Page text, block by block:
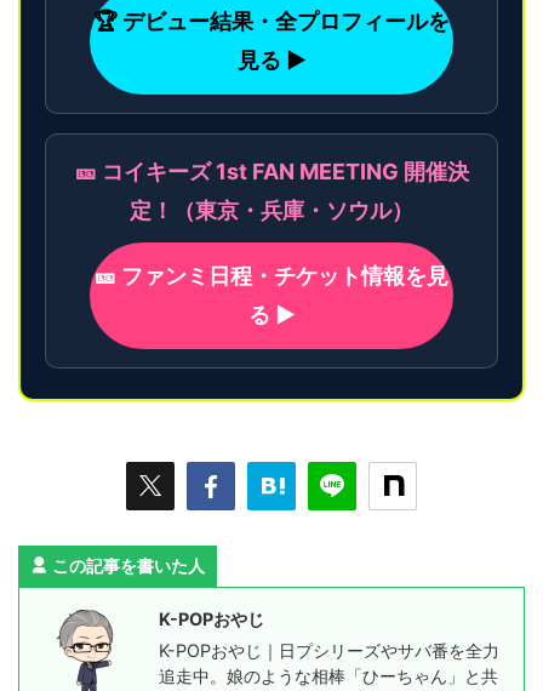
🏆 デビュー結果・全プロフィールを
見る ▶
🎫 コイキーズ 1st FAN MEETING 開催決
定！（東京・兵庫・ソウル）
🎫 ファンミ日程・チケット情報を見
る ▶
この記事を書いた人
K-POPおやじ
K-POPおやじ｜日プシリーズやサバ番を全力
追走中。娘のような相棒「ひーちゃん」と共